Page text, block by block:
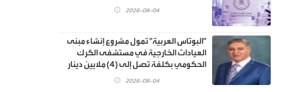
2026-08-04
"البوتاس العربية" تمول مشروع إنشاء مبنى
العيادات الخارجية في مستشفى الكرك
الحكومي بكلفة تصل إلى (4) ملايين دينار
2026-08-04